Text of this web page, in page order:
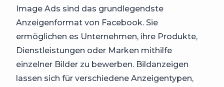
Image Ads sind das grundlegendste
Anzeigenformat von Facebook. Sie
ermöglichen es Unternehmen, ihre Produkte,
Dienstleistungen oder Marken mithilfe
einzelner Bilder zu bewerben. Bildanzeigen
lassen sich für verschiedene Anzeigentypen,